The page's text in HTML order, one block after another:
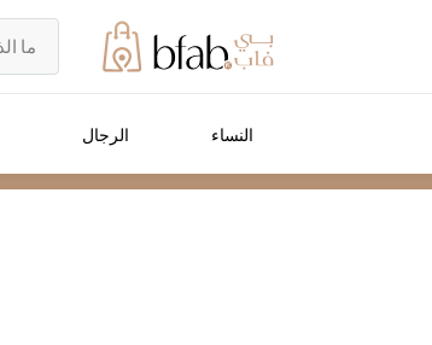
النساء الرجال